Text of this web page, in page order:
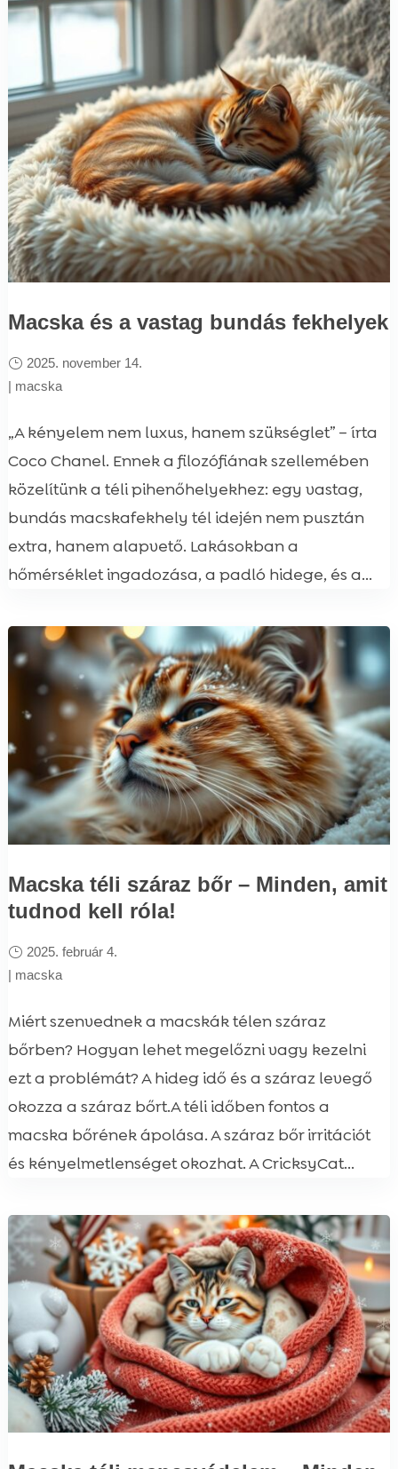
Macska és a vastag bundás fekhelyek
2025. november 14.
macska
„A kényelem nem luxus, hanem szükséglet” – írta
Coco Chanel. Ennek a filozófiának szellemében
közelítünk a téli pihenőhelyekhez: egy vastag,
bundás macskafekhely tél idején nem pusztán
extra, hanem alapvető. Lakásokban a
hőmérséklet ingadozása, a padló hidege, és a...
Macska téli száraz bőr – Minden, amit
tudnod kell róla!
2025. február 4.
| macska
Miért szenvednek a macskák télen száraz
bőrben? Hogyan lehet megelőzni vagy kezelni
ezt a problémát? A hideg idő és a száraz levegő
okozza a száraz bőrt.A téli időben fontos a
macska bőrének ápolása. A száraz bőr irritációt
és kényelmetlenséget okozhat. A CricksyCat...